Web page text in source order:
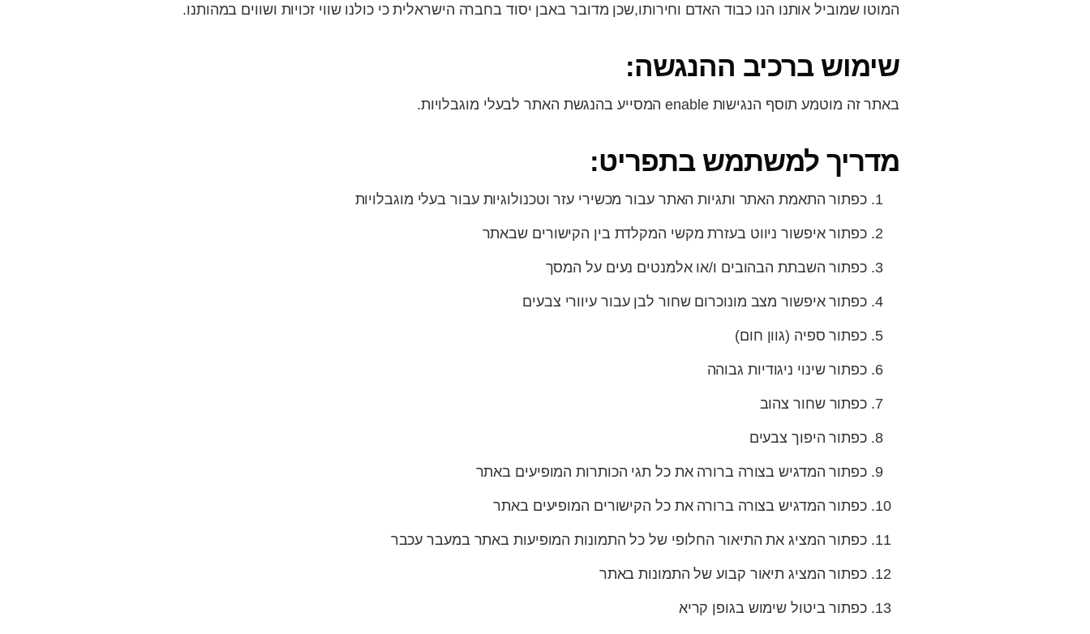
המוטו שמוביל אותנו הנו כבוד האדם וחירותו,שכן מדובר באבן יסוד בחברה הישראלית כי כולנו שווי זכויות ושווים במהותנו.
שימוש ברכיב ההנגשה:
באתר זה מוטמע תוסף הנגישות enable המסייע בהנגשת האתר לבעלי מוגבלויות.
מדריך למשתמש בתפריט:
כפתור התאמת האתר ותגיות האתר עבור מכשירי עזר וטכנולוגיות עבור בעלי מוגבלויות
כפתור איפשור ניווט בעזרת מקשי המקלדת בין הקישורים שבאתר
כפתור השבתת הבהובים ו/או אלמנטים נעים על המסך
כפתור איפשור מצב מונוכרום שחור לבן עבור עיוורי צבעים
כפתור ספיה (גוון חום)
כפתור שינוי ניגודיות גבוהה
כפתור שחור צהוב
כפתור היפוך צבעים
כפתור המדגיש בצורה ברורה את כל תגי הכותרות המופיעים באתר
כפתור המדגיש בצורה ברורה את כל הקישורים המופיעים באתר
כפתור המציג את התיאור החלופי של כל התמונות המופיעות באתר במעבר עכבר
כפתור המציג תיאור קבוע של התמונות באתר
כפתור ביטול שימוש בגופן קריא